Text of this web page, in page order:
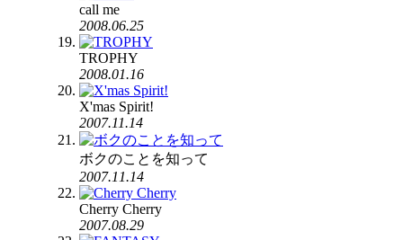
call me
2008.06.25
TROPHY
2008.01.16
X'mas Spirit!
2007.11.14
ボクのことを知って
2007.11.14
Cherry Cherry
2007.08.29